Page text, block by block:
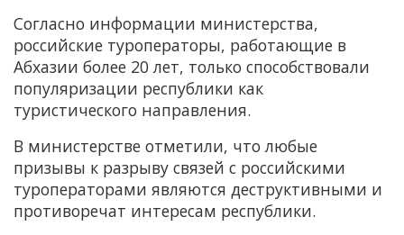
Согласно информации министерства,
российские туроператоры, работающие в
Абхазии более 20 лет, только способствовали
популяризации республики как
туристического направления.
В министерстве отметили, что любые
призывы к разрыву связей с российскими
туроператорами являются деструктивными и
противоречат интересам республики.